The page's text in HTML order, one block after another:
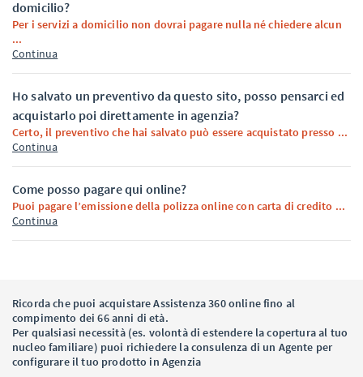
domicilio?
Per i servizi a domicilio non dovrai pagare nulla né chiedere alcun
...
Continua
Ho salvato un preventivo da questo sito, posso pensarci ed
acquistarlo poi direttamente in agenzia?
Certo, il preventivo che hai salvato può essere acquistato presso ...
Continua
Come posso pagare qui online?
Puoi pagare l’emissione della polizza online con carta di credito ...
Continua
Ricorda che puoi acquistare Assistenza 360 online fino al
compimento dei 66 anni di età.
Per qualsiasi necessità (es. volontà di estendere la copertura al tuo
nucleo familiare) puoi richiedere la consulenza di un Agente per
configurare il tuo prodotto in Agenzia